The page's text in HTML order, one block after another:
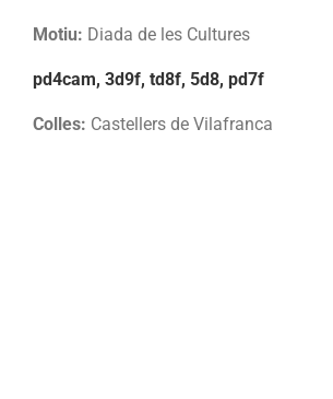
Motiu: Diada de les Cultures
pd4cam, 3d9f, td8f, 5d8, pd7f
Colles: Castellers de Vilafranca